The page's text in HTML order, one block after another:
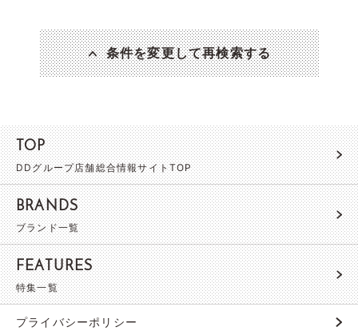
条件を変更して再検索する
TOP
DDグループ店舗総合情報サイトTOP
BRANDS
ブランド一覧
FEATURES
特集一覧
プライバシーポリシー